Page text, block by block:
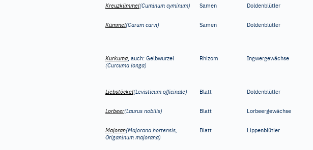
Kreuzkümmel(Cuminum cyminum) Samen Doldenblütler
Kümmel(Carum carvi) Samen Doldenblütler
Kurkuma, auch: Gelbwurzel
(Curcuma longa)
Rhizom Ingwergewächse
Liebstöckel(Levisticum officinale) Blatt Doldenblütler
Lorbeer(Laurus nobilis) Blatt Lorbeergewächse
Majoran(Majorana hortensis,
Origaninum majorana)
Blatt Lippenblütler